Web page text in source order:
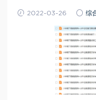
2022-03-26 综